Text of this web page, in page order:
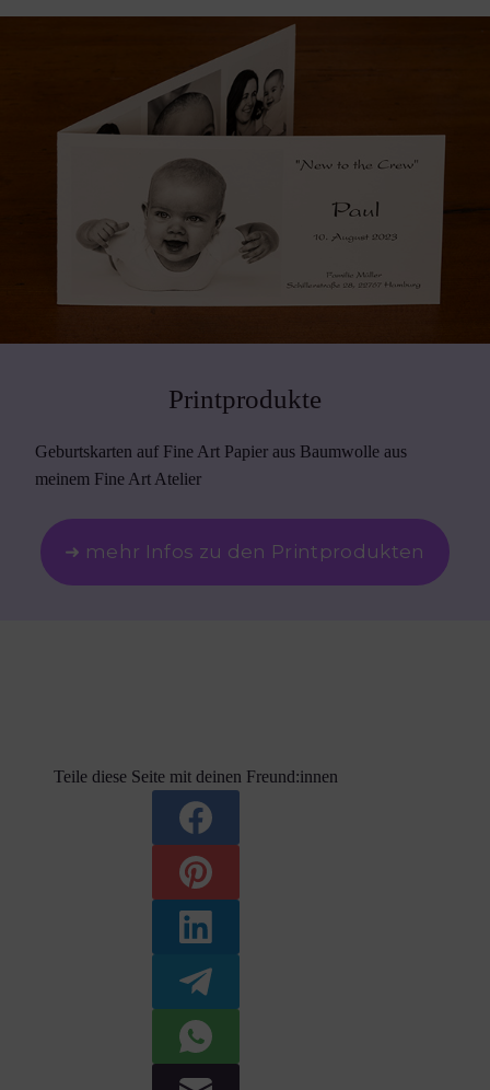
Printprodukte
Geburtskarten auf Fine Art Papier aus Baumwolle aus
meinem Fine Art Atelier
➜ mehr Infos zu den Printprodukten
Teile diese Seite mit deinen Freund:innen